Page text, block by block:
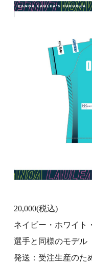
20,000(税込)
ネイビー・ホワイト
選手と同様のモデル
発送：受注生産のた